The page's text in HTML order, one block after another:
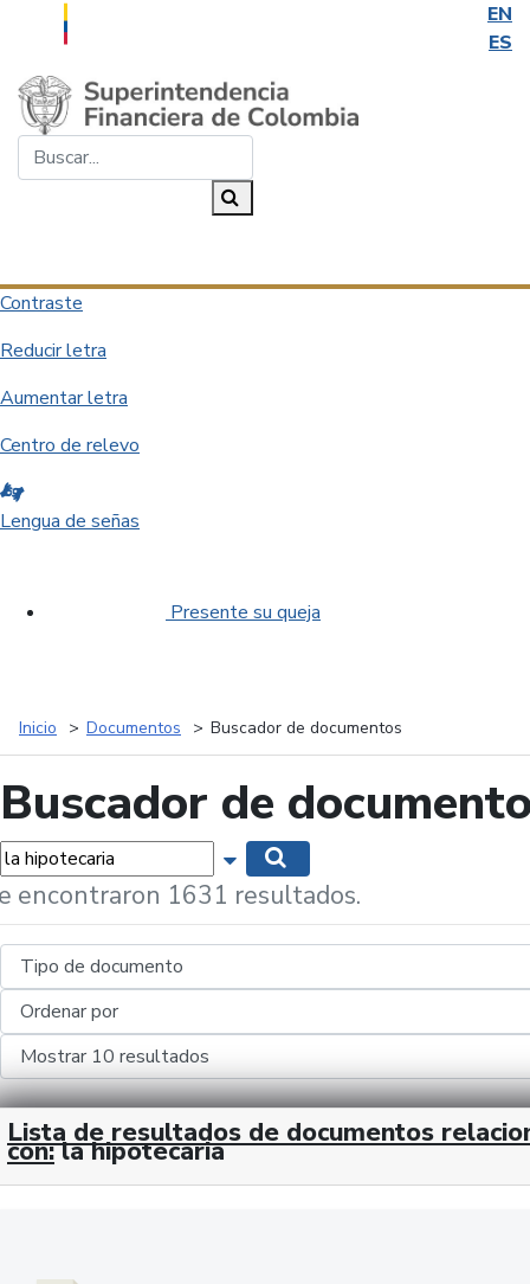
EN
ES
Saltar al contenido principal
Contraste
Reducir letra
Aumentar letra
Centro de relevo
Lengua de señas
Presente su queja
Inicio Documentos Buscador de documentos
Buscador de
Mostrar opciones de búsqueda
encontraron 1631 resultados.
Lista de resultados de documentos
con: la hipotecaria